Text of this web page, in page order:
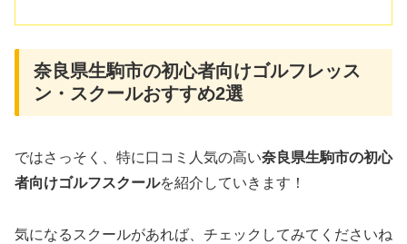
奈良県生駒市の初心者向けゴルフレッス
ン・スクールおすすめ2選
ではさっそく、特に口コミ人気の高い奈良県生駒市の初心
者向けゴルフスクールを紹介していきます！
気になるスクールがあれば、チェックしてみてくださいね